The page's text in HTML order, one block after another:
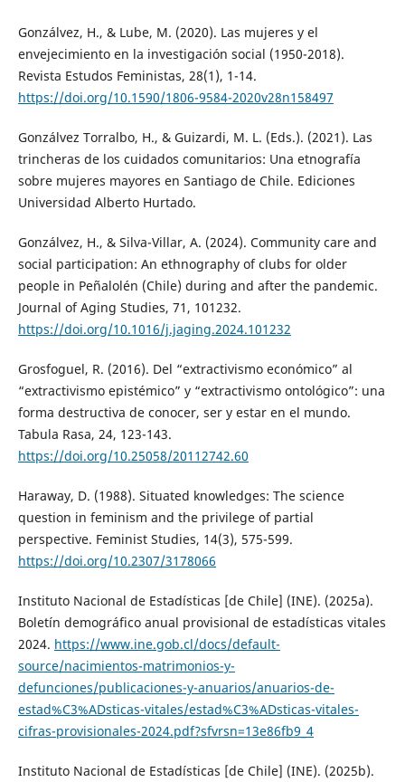
Gonzálvez, H., & Lube, M. (2020). Las mujeres y el
envejecimiento en la investigación social (1950-2018).
Revista Estudos Feministas, 28(1), 1-14.
https://doi.org/10.1590/1806-9584-2020v28n158497
Gonzálvez Torralbo, H., & Guizardi, M. L. (Eds.). (2021). Las
trincheras de los cuidados comunitarios: Una etnografía
sobre mujeres mayores en Santiago de Chile. Ediciones
Universidad Alberto Hurtado.
Gonzálvez, H., & Silva-Villar, A. (2024). Community care and
social participation: An ethnography of clubs for older
people in Peñalolén (Chile) during and after the pandemic.
Journal of Aging Studies, 71, 101232.
https://doi.org/10.1016/j.jaging.2024.101232
Grosfoguel, R. (2016). Del “extractivismo económico” al
“extractivismo epistémico” y “extractivismo ontológico”: una
forma destructiva de conocer, ser y estar en el mundo.
Tabula Rasa, 24, 123-143.
https://doi.org/10.25058/20112742.60
Haraway, D. (1988). Situated knowledges: The science
question in feminism and the privilege of partial
perspective. Feminist Studies, 14(3), 575-599.
https://doi.org/10.2307/3178066
Instituto Nacional de Estadísticas [de Chile] (INE). (2025a).
Boletín demográfico anual provisional de estadísticas vitales
2024. https://www.ine.gob.cl/docs/default-
source/nacimientos-matrimonios-y-
defunciones/publicaciones-y-anuarios/anuarios-de-
estad%C3%ADsticas-vitales/estad%C3%ADsticas-vitales-
cifras-provisionales-2024.pdf?sfvrsn=13e86fb9_4
Instituto Nacional de Estadísticas [de Chile] (INE). (2025b).